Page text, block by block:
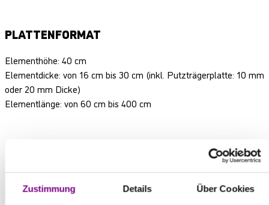
Zustimmung Details Über Cookies
PLATTENFORMAT
Elementhöhe: 40 cm
Elementdicke: von 16 cm bis 30 cm (inkl. Putzträgerplatte: 10 mm
oder 20 mm Dicke)
Elementlänge: von 60 cm bis 400 cm